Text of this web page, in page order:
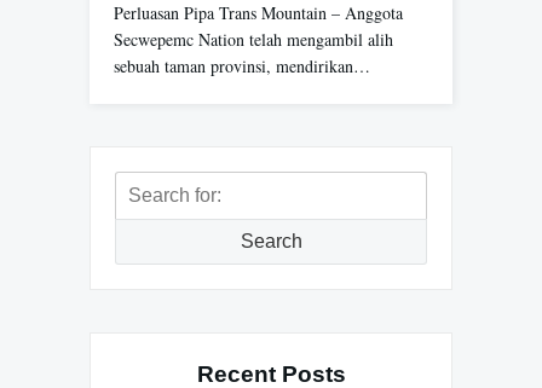
Perluasan Pipa Trans Mountain – Anggota
Secwepemc Nation telah mengambil alih
sebuah taman provinsi, mendirikan…
Search
Search
Recent Posts